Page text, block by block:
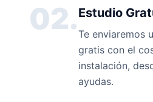
02.Estudio
Te enviaremos
gratis con el
instalación,
ayudas.